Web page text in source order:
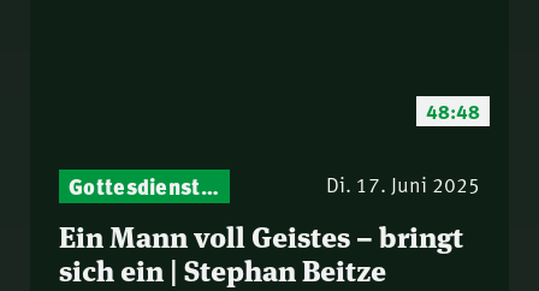
48:48
Gottesdienst-Botschaften – Jeden Sonntag neu: Aktuelle Predigten vom Mitternachtsruf Di. 17. Juni 2025
Ein Mann voll Geistes – bringt
sich ein | Stephan Beitze